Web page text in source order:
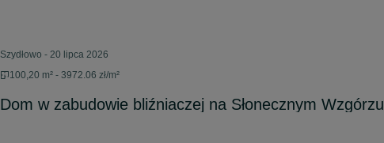
Szydłowo - 20 lipca 2026
100,20 m² - 3972.06 zł/m²
Dom w zabudowie bliźniaczej na Słonecznym Wzgórzu